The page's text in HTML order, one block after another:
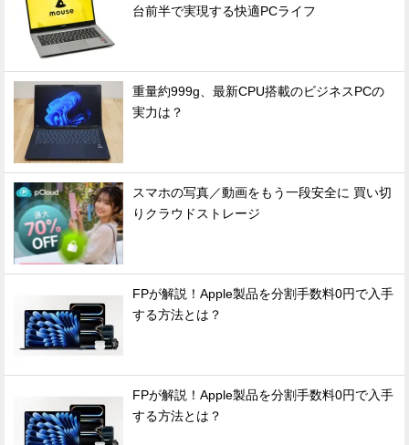
台前半で実現する快適PCライフ
重量約999g、最新CPU搭載のビジネスPCの
実力は？
スマホの写真／動画をもう一段安全に 買い切
りクラウドストレージ
FPが解説！Apple製品を分割手数料0円で入手
する方法とは？
FPが解説！Apple製品を分割手数料0円で入手
する方法とは？